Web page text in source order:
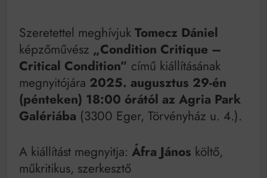
Bitumenes lapostetők: a bevált technológia akkor
működik, ha jól van felújítva
Szeretettel meghívjuk Tomecz Dániel
képzőművész „Condition Critique –
Critical Condition” című kiállításának
megnyitójára 2025. augusztus 29-én
(pénteken) 18:00 órától az Agria Park
Galériába (3300 Eger, Törvényház u. 4.).
A kiállítást megnyitja: Áfra János költő,
műkritikus, szerkesztő